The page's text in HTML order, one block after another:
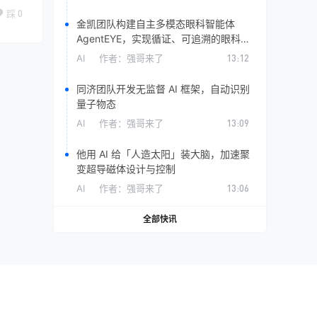
踩 0
金凯团队构建自主多模态眼科智能体
AgentEYE，实现循证、可追溯的眼科诊
断
AI 作者： 强哥来了 13:12
同济团队开发无监督 AI 框架，自动识别
量子物态
AI 作者： 强哥来了 13:09
他用 AI 给「人造太阳」装大脑，加速聚
变超导磁体设计与控制
AI 作者： 强哥来了 13:06
全部快讯